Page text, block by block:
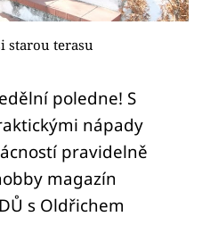
starou terasu
poledne! S
nápady
pravidelně
magazín
s Oldřichem